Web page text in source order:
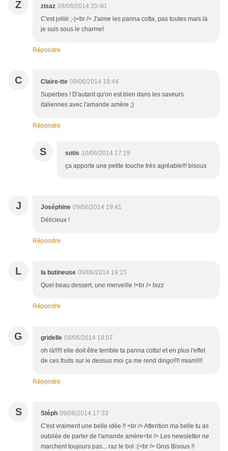
Z zisaz 09/06/2014 20:40
C'est joliiii ;-)<br /> J'aime les panna cotta, pas toutes mais là
je suis sous le charme!
Répondre
C Claire-tte 09/06/2014 19:44
Superbes ! D'autant qu'on est bien dans les saveurs
italiennes avec l'amande amère ;)
Répondre
S sotis 10/06/2014 17:19
ça apporte une petite touche très agréable!!! bisous
J Joséphine 09/06/2014 19:41
Délicieux !
Répondre
L la butineuse 09/06/2014 19:15
Quel beau dessert, une merveille !<br /> bizz
Répondre
G gridelle 09/06/2014 18:07
oh là!!!!! elle doit être terrible ta panna cotta! et en plus l'effet
de ces fruits sur le dessus moi ça me rend dingo!!!! miam!!!!
Répondre
S Stéph 09/06/2014 17:33
C'est vraiment une belle idée !! <br /> Attention ma belle tu as
oubliée de parler de l'amande amère<br /> Les newsletter ne
marchent toujours pas... raz le bol :(<br /> Gros Bisous !!